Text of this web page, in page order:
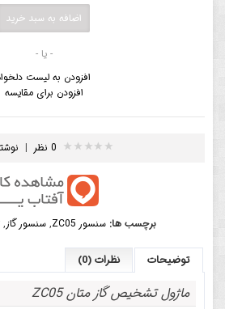
- یا -
افزودن به لیست
افزودن برای مقایسه
0 نظر |
برچسب ها: سنسور ZC05 ,سنسور گاز,
توضیحات نظرات (0)
ماژول تشخیص گاز متان ZC05